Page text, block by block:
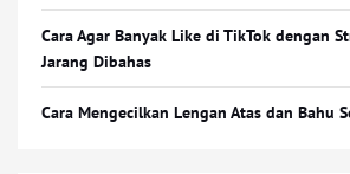
Cara Agar Banyak Like di TikTok dengan
Jarang Dibahas
Cara Mengecilkan Lengan Atas dan Bahu